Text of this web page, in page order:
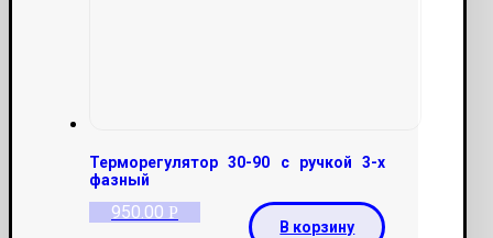
Терморегулятор 30-90 с ручкой 3-х
фазный
950.00 Р
В корзину